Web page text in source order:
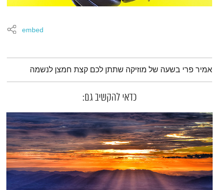
embed
תמצית הפודקאסט
אמיר פרי בשעה של מוזיקה שתתן לכם קצת חמצן לנשמה
כדאי להקשיב גם: